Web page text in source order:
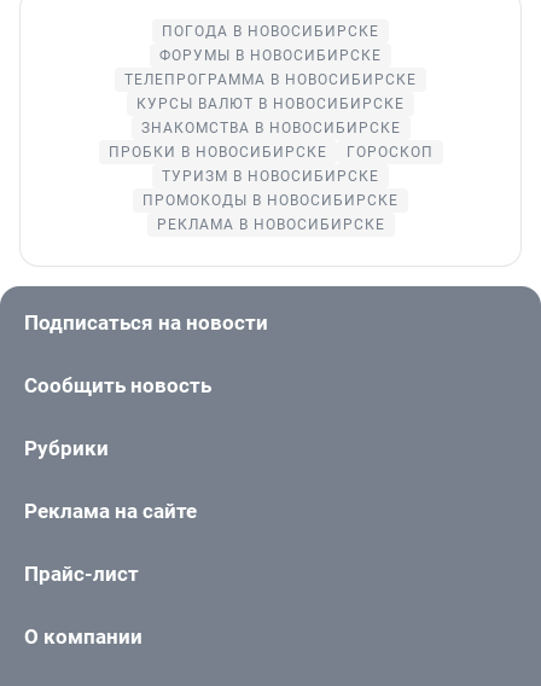
ПОГОДА В НОВОСИБИРСКЕ
ФОРУМЫ В НОВОСИБИРСКЕ
ТЕЛЕПРОГРАММА В НОВОСИБИРСКЕ
КУРСЫ ВАЛЮТ В НОВОСИБИРСКЕ
ЗНАКОМСТВА В НОВОСИБИРСКЕ
ПРОБКИ В НОВОСИБИРСКЕ
ГОРОСКОП
ТУРИЗМ В НОВОСИБИРСКЕ
ПРОМОКОДЫ В НОВОСИБИРСКЕ
РЕКЛАМА В НОВОСИБИРСКЕ
Подписаться на новости
Сообщить новость
Рубрики
Реклама на сайте
Прайс-лист
О компании